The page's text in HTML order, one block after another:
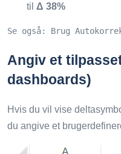
til Δ 38%
Se også: Brug
Angiv et
dashboards)
Hvis du vil vise
du angive et